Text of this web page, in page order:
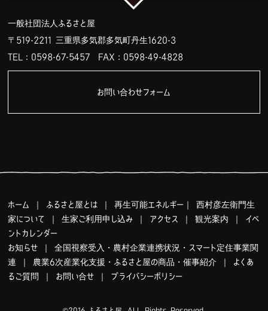
一般社団法人ふるさと屋
〒519-2211 三重県多気郡多気町丹生1620-3
TEL：0598-67-5457 FAX：0598-49-4828
お問い合わせフォーム
ホーム ふるさと屋とは ｜再生可能エネルギー ｜西村彦左衛門生
家について
｜生家ご利用申し込み アクセス ｜観光案内
イベ
ントカレンダー
お知らせ ｜全国視察受入・農村企業連携状況・スマート定住事業関
連
農業6次産業化支援・ふるさと屋の商品・催事紹介
よくあ
るご質問
お問い合せ プライバシーポリシー